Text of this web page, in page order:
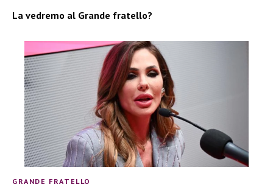
La vedremo al Grande fratello?
GRANDE FRATELLO